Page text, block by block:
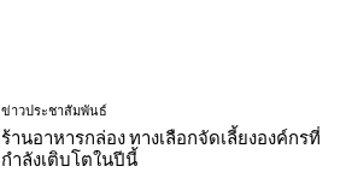
ข่าวประชาสัมพันธ์
ร้านอาหารกล่อง ทางเลือกจัดเลี้ยงองค์กรที่
กำลังเติบโตในปีนี้